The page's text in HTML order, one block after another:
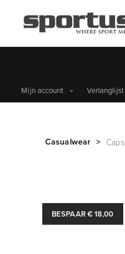
Mijn account Verlanglijst
Casualwear > Caps
BESPAAR € 18,00